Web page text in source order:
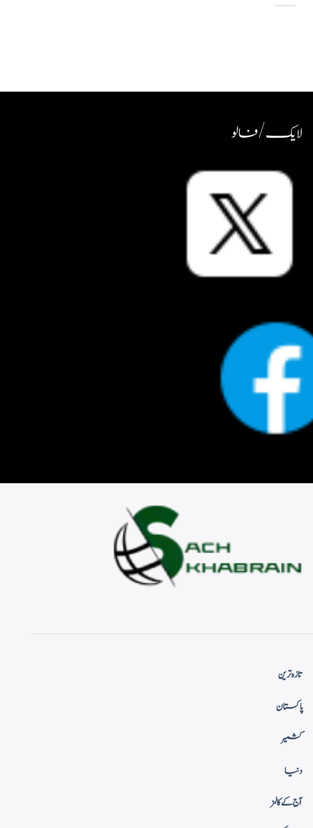
لایک / فالو
تازہ ترین
پاکستان
کشمیر
دنیا
آج کے کالمز